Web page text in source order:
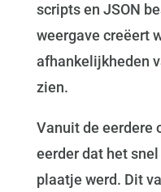
scripts en JSON
weergave creëert
afhankelijkheden
zien.
Vanuit de eerdere
eerder dat het
plaatje werd. Dit